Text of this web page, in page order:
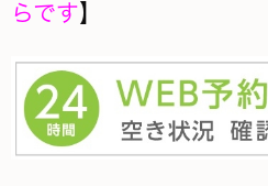
らです】